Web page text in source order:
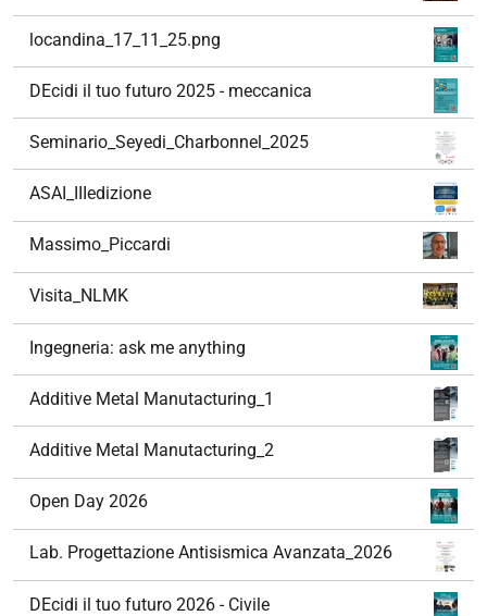
locandina_17_11_25.png
DEcidi il tuo futuro 2025 - meccanica
Seminario_Seyedi_Charbonnel_2025
ASAI_IIIedizione
Massimo_Piccardi
Visita_NLMK
Ingegneria: ask me anything
Additive Metal Manutacturing_1
Additive Metal Manutacturing_2
Open Day 2026
Lab. Progettazione Antisismica Avanzata_2026
DEcidi il tuo futuro 2026 - Civile